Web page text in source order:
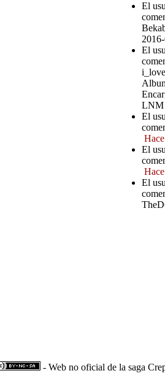
El
El
LNM
El
El
El
- Web no oficial de la saga